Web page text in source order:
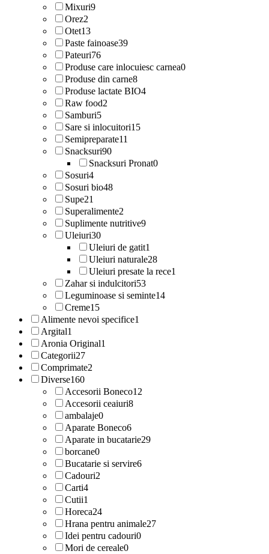
Mixuri9
Orez2
Otet13
Paste fainoase39
Pateuri76
Produse care inlocuiesc carnea0
Produse din carne8
Produse lactate BIO4
Raw food2
Samburi5
Sare si inlocuitori15
Semipreparate11
Snacksuri90
Snacksuri Pronat0
Sosuri4
Sosuri bio48
Supe21
Superalimente2
Suplimente nutritive9
Uleiuri30
Uleiuri de gatit1
Uleiuri naturale28
Uleiuri presate la rece1
Zahar si indulcitori53
Leguminoase si seminte14
Creme15
Alimente nevoi specifice1
Argital1
Aronia Original1
Categorii27
Comprimate2
Diverse160
Accesorii Boneco12
Accesorii ceaiuri8
ambalaje0
Aparate Boneco6
Aparate in bucatarie29
borcane0
Bucatarie si servire6
Cadouri2
Carti4
Cutii1
Horeca24
Hrana pentru animale27
Idei pentru cadouri0
Mori de cereale0